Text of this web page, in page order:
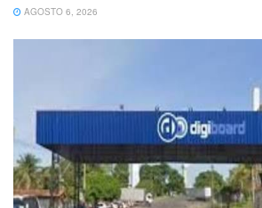
AGOSTO 6, 2026